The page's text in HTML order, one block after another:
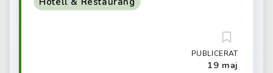
PUBLICERAT
19 maj